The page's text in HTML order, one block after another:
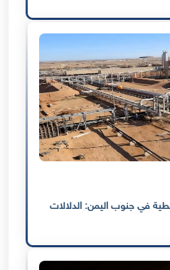
في جنوب اليمن: الدلالات